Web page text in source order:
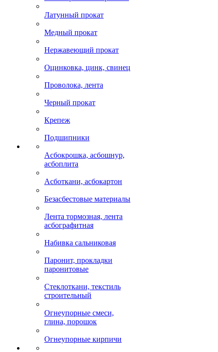
Латунный прокат
Медный прокат
Нержавеющий прокат
Оцинковка, цинк, свинец
Проволока, лента
Черный прокат
Крепеж
Подшипники
Асбокрошка, асбошнур,
асбоплита
Асботкани, асбокартон
Безасбестовые материалы
Лента тормозная, лента
асбографитная
Набивка сальниковая
Паронит, прокладки
паронитовые
Стеклоткани, текстиль
строительный
Огнеупорные смеси,
глина, порошок
Огнеупорные кирпичи